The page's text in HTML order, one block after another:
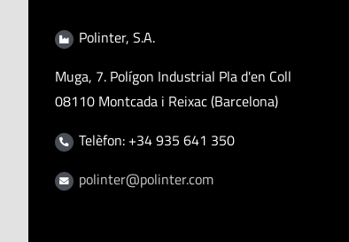
Polinter, S.A.
Muga, 7. Polígon Industrial Pla d'en Coll
08110 Montcada i Reixac (Barcelona)
Telèfon: +34 935 641 350
polinter@polinter.com